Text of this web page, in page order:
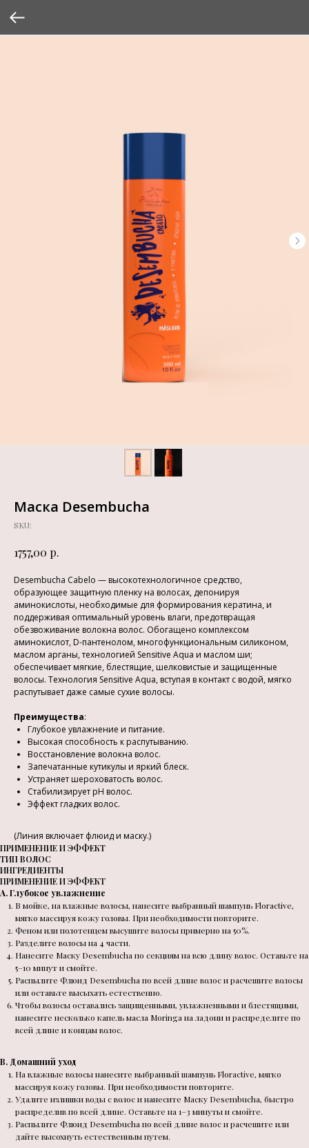
Маска Desembucha
SKU:
1757,00 р.
Desembucha Cabelo — высокотехнологичное средство,
образующее защитную пленку на волосах, депонируя
аминокислоты, необходимые для формирования кератина, и
поддерживая оптимальный уровень влаги, предотвращая
обезвоживание волокна волос. Обогащено комплексом
аминокислот, D-пантенолом, многофункциональным силиконом,
маслом арганы, технологией Sensitive Aqua и маслом ши;
обеспечивает мягкие, блестящие, шелковистые и защищенные
волосы. Технология Sensitive Aqua, вступая в контакт с водой, мягко
распутывает даже самые сухие волосы.
Преимущества:
Глубокое увлажнение и питание.
Высокая способность к распутыванию.
Восстановление волокна волос.
Запечатанные кутикулы и яркий блеск.
Устраняет шероховатость волос.
Стабилизирует pH волос.
Эффект гладких волос.
(Линия включает флюид и маску.)
ПРИМЕНЕНИЕ И ЭФФЕКТ
ТИП ВОЛОС
ИНГРЕДИЕНТЫ
ПРИМЕНЕНИЕ И ЭФФЕКТ
A. Глубокое увлажнение
В мойке, на влажные волосы, нанесите выбранный шампунь Floractive,
мягко массируя кожу головы. При необходимости повторите.
Феном или полотенцем высушите волосы примерно на 50%.
Разделите волосы на 4 части.
Нанесите Маску Desembucha по секциям на всю длину волос. Оставьте на
5–10 минут и смойте.
Распылите Флюид Desembucha по всей длине волос и расчешите волосы
или оставьте высыхать естественно.
Чтобы волосы оставались защищенными, увлажненными и блестящими,
нанесите несколько капель масла Moringa на ладони и распределите по
всей длине и концам волос.
B. Домашний уход
На влажные волосы нанесите выбранный шампунь Floractive, мягко
массируя кожу головы. При необходимости повторите.
Удалите излишки воды с волос и нанесите Маску Desembucha, быстро
распределив по всей длине. Оставьте на 1–3 минуты и смойте.
Распылите Флюид Desembucha по всей длине волос и расчешите или
дайте высохнуть естественным путем.